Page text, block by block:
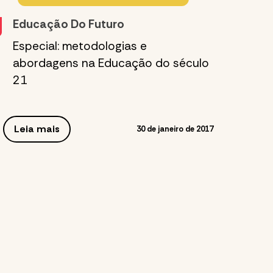
Educação Do Futuro
Especial: metodologias e
abordagens na Educação do século
21
Leia mais 30 de janeiro de 2017